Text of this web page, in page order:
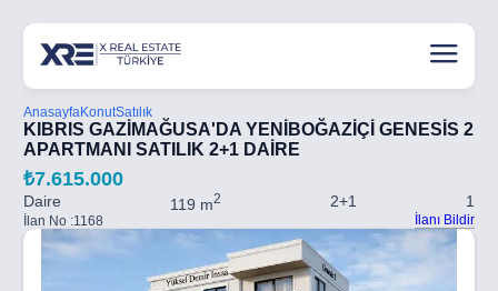
AnasayfaKonutSatılık
KIBRIS GAZİMAĞUSA'DA YENİBOĞAZİÇİ GENESİS 2
APARTMANI SATILIK 2+1 DAİRE
₺7.615.000
Daire 119 m2 2+1 1
İlan No :1168 İlanı Bildir